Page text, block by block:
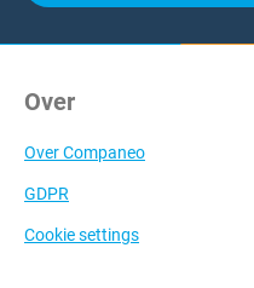
Over
Over Companeo
GDPR
Cookie settings